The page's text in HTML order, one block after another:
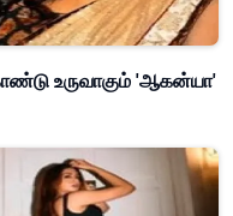
உருவாகும் 'ஆகன்யா'